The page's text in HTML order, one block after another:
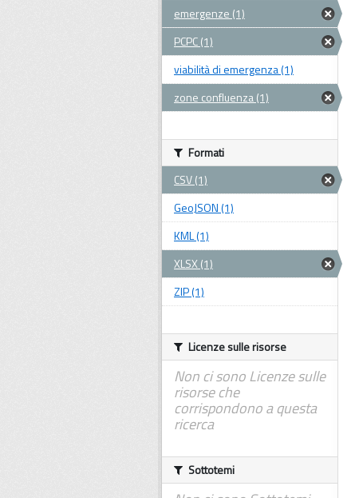
emergenze (1)
PCPC (1)
viabilità di emergenza (1)
zone confluenza (1)
Formati
CSV (1)
GeoJSON (1)
KML (1)
XLSX (1)
ZIP (1)
Licenze sulle risorse
Non ci sono Licenze sulle
risorse che
corrispondono a questa
ricerca
Sottotemi